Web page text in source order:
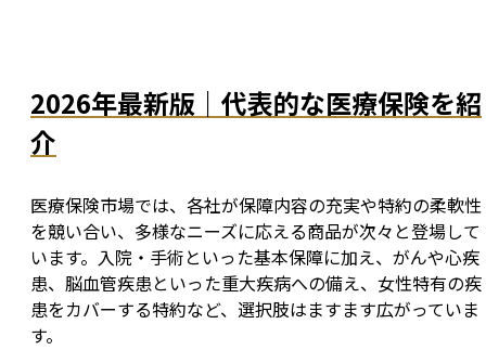
2026年最新版｜代表的な医療保険を紹
介
医療保険市場では、各社が保障内容の充実や特約の柔軟性
を競い合い、多様なニーズに応える商品が次々と登場して
います。入院・手術といった基本保障に加え、がんや心疾
患、脳血管疾患といった重大疾病への備え、女性特有の疾
患をカバーする特約など、選択肢はますます広がっていま
す。